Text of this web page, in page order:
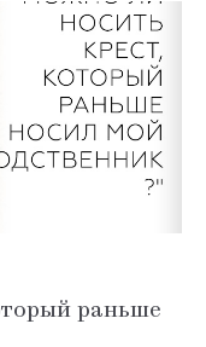
раньше